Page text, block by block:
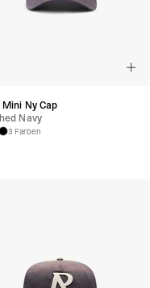
Mini Ny Cap
Navy
3 Farben